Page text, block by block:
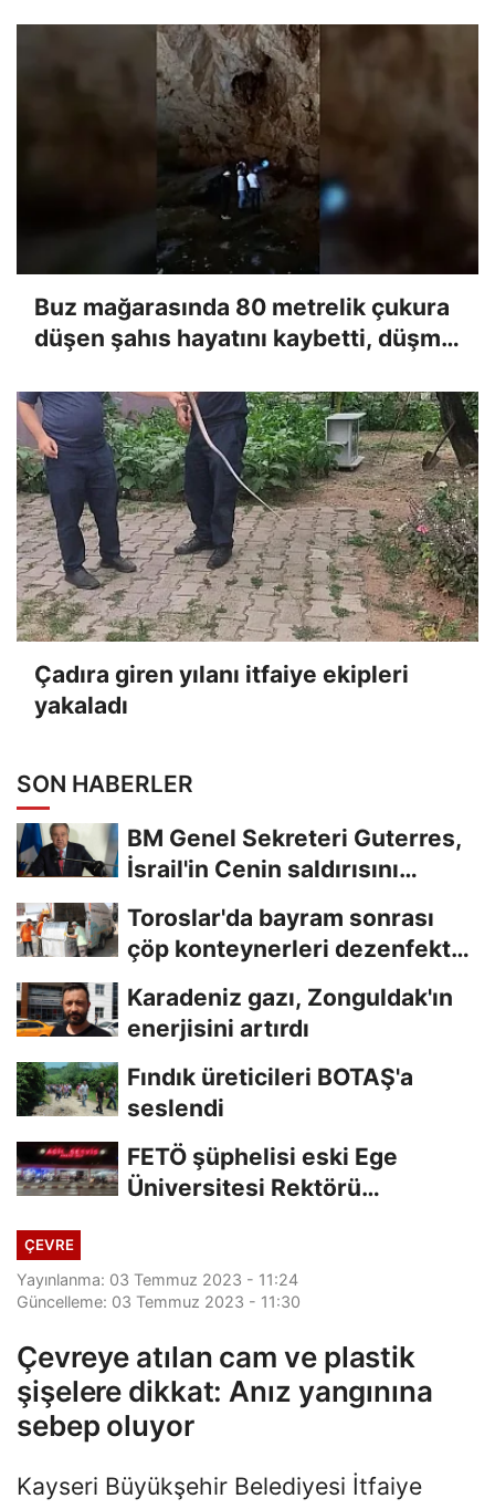
Buz mağarasında 80 metrelik çukura
düşen şahıs hayatını kaybetti, düşme
Çadıra giren yılanı itfaiye ekipleri
yakaladı
SON HABERLER
BM Genel Sekreteri Guterres,
İsrail'in Cenin saldırısını
Toroslar'da bayram sonrası
çöp konteynerleri dezenfekte
Karadeniz gazı, Zonguldak'ın
enerjisini artırdı
Fındık üreticileri BOTAŞ'a
seslendi
FETÖ şüphelisi eski Ege
Üniversitesi Rektörü
ÇEVRE
Yayınlanma: 03 Temmuz 2023 - 11:24
Güncelleme: 03 Temmuz 2023 - 11:30
Çevreye atılan cam ve plastik
şişelere dikkat: Anız yangınına
sebep oluyor
Kayseri Büyükşehir Belediyesi İtfaiye